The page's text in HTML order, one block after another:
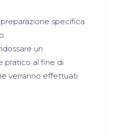
specifica
un
pratico al fine di
verranno effettuati